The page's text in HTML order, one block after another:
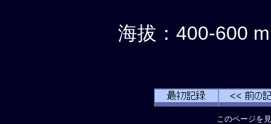
海拔：400-600
このページを